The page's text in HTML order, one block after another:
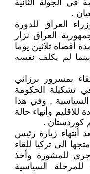
في الجولة الثانية
.
العراق للدورة
العراق نزار
أقصاه ثلاثين يوما
لم يكلف نفسه
بمسرور برزاني
تشكيلة الحكومة
السياسية , وفي هذا
للاقليم وأنهاء حالة
كوردستان .
أنتهاء زيارة رئيس
الى تركيا للقاء
للمشورة وأخذ
للمرحلة السياسية